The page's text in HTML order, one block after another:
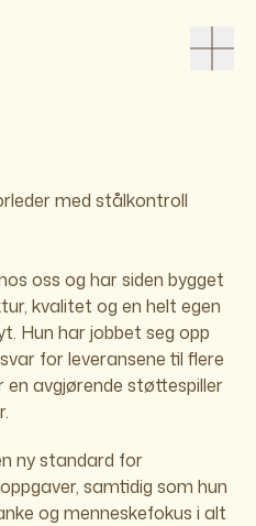
med stålkontroll
oss og har siden bygget
kvalitet og en helt egen
Hun har jobbet seg opp
for leveransene til flere
en avgjørende støttespiller
ny standard for
samtidig som hun
og menneskefokus i alt